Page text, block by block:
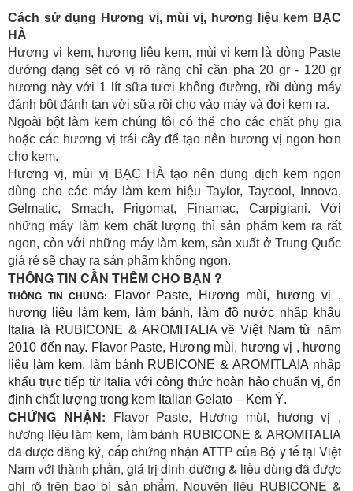
Cách sử dụng Hương vị, mùi vị, hương liệu kem BẠC
HÀ
Hương vị kem, hương liệu kem, mùi vị kem là dòng Paste
dướng dạng sệt có vị rõ ràng chỉ cần pha 20 gr - 120 gr
hương này với 1 lít sữa tươi không đường, rồi dùng máy
đánh bột đánh tan với sữa rồi cho vào máy và đợi kem ra.
Ngoài bột làm kem chúng tôi có thể cho các chất phụ gia
hoặc các hương vị trái cây để tạo nên hương vị ngon hơn
cho kem.
Hương vị, mùi vị BẠC HÀtạo nên dung dịch kem ngon
dùng cho các máy làm kem hiệu Taylor, Taycool, Innova,
Gelmatic, Smach, Frigomat, Finamac, Carpigiani. Với
những máy làm kem chất lượng thì sản phẩm kem ra rất
ngon, còn với những máy làm kem, sản xuất ở Trung Quốc
giá rẻ sẽ chạy ra sản phẩm không ngon.
THÔNG TIN CẦN THÊM CHO BẠN ?
THÔNG TIN CHUNG:
Flavor Paste, Hương mùi, hương vị ,
hương liệu làm kem, làm bánh, làm đồ nước nhập khẩu
Italia là RUBICONE & AROMITALIA về Việt Nam từ năm
2010 đến nay. Flavor Paste, Hương mùi, hương vị , hương
liệu làm kem, làm bánh RUBICONE & AROMITLAIA nhập
khẩu trực tiếp từ Italia với công thức hoàn hảo chuẩn vị, ổn
đinh chất lượng trong kem Italian Gelato – Kem Ý.
CHỨNG NHẬN: Flavor Paste, Hương mùi, hương vị ,
hương liệu làm kem, làm bánh RUBICONE & AROMITALIA
đã được đăng ký, cấp chứng nhận ATTP của Bộ y tế tại Việt
Nam với thành phần, giá trị dinh dưỡng & liều dùng đã được
ghi rõ trên bao bì sản phẩm. Nguyên liệu RUBICONE &